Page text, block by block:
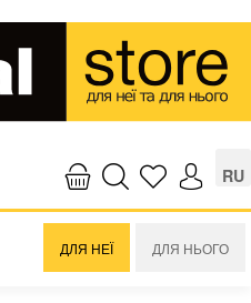
RU
ДЛЯ НЕЇ ДЛЯ НЬОГО